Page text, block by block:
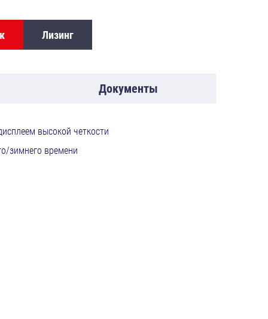
Лизинг
Документы
высокой четкости
зимнего времени